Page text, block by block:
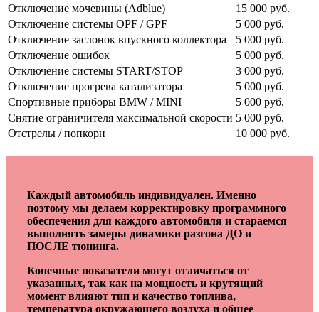
Отключение мочевины (Adblue)
15 000 руб.
Отключение системы OPF / GPF
5 000 руб.
Отключение заслонок впускного коллектора
5 000 руб.
Отключение ошибок
5 000 руб.
Отключение системы START/STOP
3 000 руб.
Отключение прогрева катализатора
5 000 руб.
Спортивные приборы BMW / MINI
5 000 руб.
Снятие ограничителя максимальной скорости 5 000 руб.
Отстрелы / попкорн
10 000 руб.
Каждый автомобиль индивидуален. Именно
поэтому мы делаем корректировку программного
обеспечения для каждого автомобиля и стараемся
выполнять замеры динамики разгона ДО и
ПОСЛЕ тюнинга.
Конечные показатели могут отличаться от
указанных, так как на мощность и крутящий
момент влияют тип и качество топлива,
температура окружающего воздуха и общее